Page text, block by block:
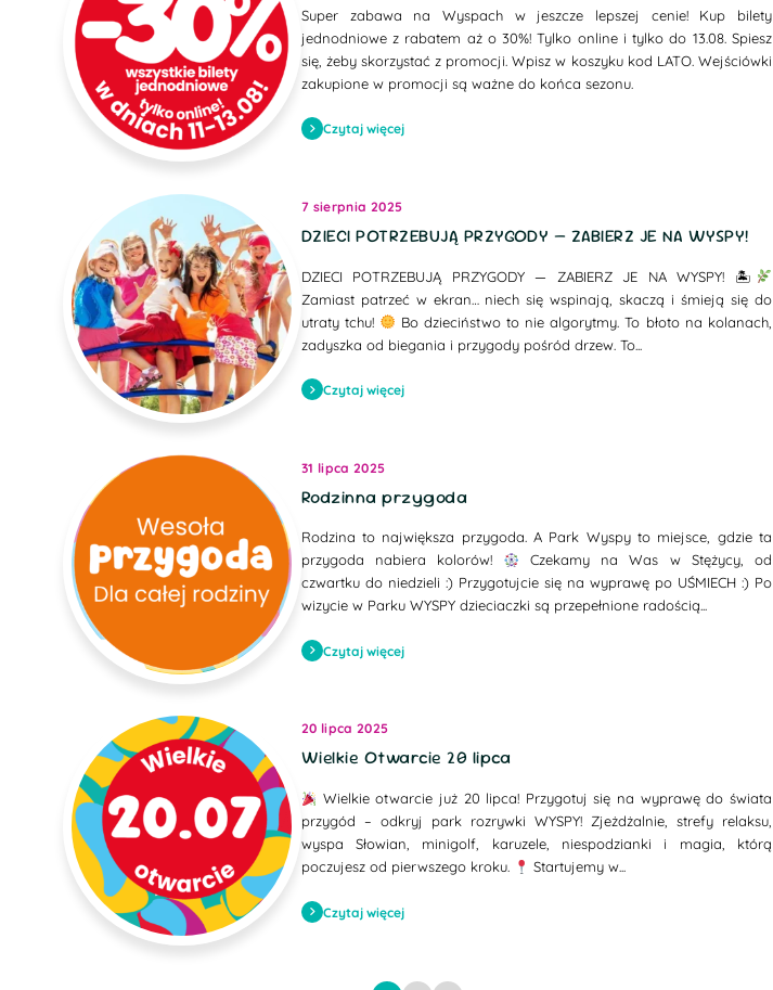
Super zabawa na Wyspach w jeszcze lepszej cenie! Kup bilety
jednodniowe z rabatem aż o 30%! Tylko online i tylko do 13.08. Spiesz
się, żeby skorzystać z promocji. Wpisz w koszyku kod LATO. Wejściówki
zakupione w promocji są ważne do końca sezonu.
Czytaj więcej
7 sierpnia 2025
DZIECI POTRZEBUJĄ PRZYGODY — ZABIERZ JE NA WYSPY!
DZIECI POTRZEBUJĄ PRZYGODY — ZABIERZ JE NA WYSPY! 🏝
Zamiast patrzeć w ekran… niech się wspinają, skaczą i śmieją się do
utraty tchu!
Bo dzieciństwo to nie algorytmy. To błoto na kolanach,
zadyszka od biegania i przygody pośród drzew. To...
Czytaj więcej
31 lipca 2025
Rodzinna przygoda
Rodzina to największa przygoda. A Park Wyspy to miejsce, gdzie ta
przygoda nabiera kolorów!
Czekamy na Was w Stężycy, od
czwartku do niedzieli :) Przygotujcie się na wyprawę po UŚMIECH :) Po
wizycie w Parku WYSPY dzieciaczki są przepełnione radością...
Czytaj więcej
20 lipca 2025
Wielkie Otwarcie 20 lipca
Wielkie otwarcie już 20 lipca! Przygotuj się na wyprawę do świata
przygód – odkryj park rozrywki WYSPY! Zjeżdżalnie, strefy relaksu,
wyspa Słowian, minigolf, karuzele, niespodzianki i magia, którą
poczujesz od pierwszego kroku.
Startujemy w...
Czytaj więcej